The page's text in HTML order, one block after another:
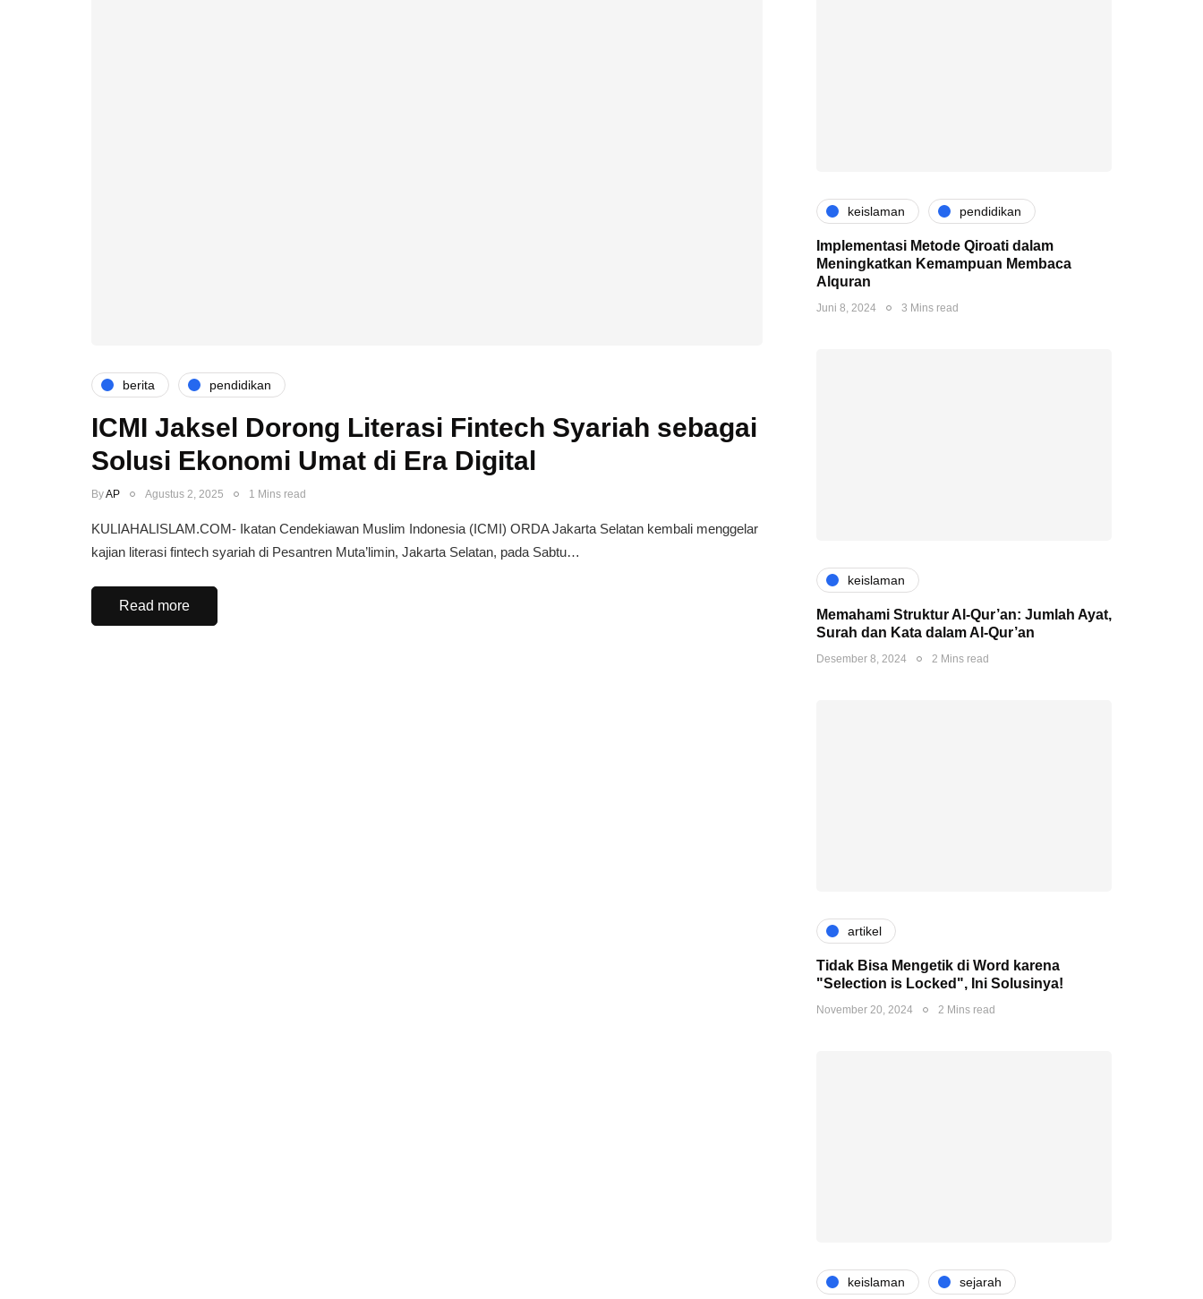
berita pendidikan
ICMI Jaksel Dorong Literasi Fintech Syariah sebagai
Solusi Ekonomi Umat di Era Digital
ByAP Agustus 2, 2025 1 Mins read
KULIAHALISLAM.COM- Ikatan Cendekiawan Muslim Indonesia (ICMI) ORDA Jakarta Selatan kembali menggelar
kajian literasi fintech syariah di Pesantren Muta’limin, Jakarta Selatan, pada Sabtu…
Read more
keislaman pendidikan
Implementasi Metode Qiroati dalam
Meningkatkan Kemampuan Membaca
Alquran
Juni 8, 2024 3 Mins read
keislaman
Memahami Struktur Al-Qur’an: Jumlah Ayat,
Surah dan Kata dalam Al-Qur’an
Desember 8, 2024 2 Mins read
artikel
Tidak Bisa Mengetik di Word karena
"Selection is Locked", Ini Solusinya!
November 20, 2024 2 Mins read
keislaman sejarah